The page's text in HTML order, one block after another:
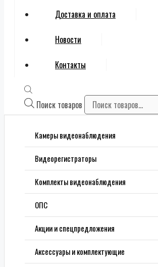
Доставка и оплата
Новости
Контакты
Поиск товаров
Камеры видеонаблюдения
Видеорегистраторы
Комплекты видеонаблюдения
ОПС
Акции и спецпредложения
Аксессуары и комплектующие